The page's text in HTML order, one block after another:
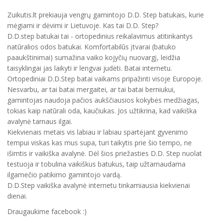
Zuikutis.lt prekiauja vengrų gamintojo D.D. Step batukais, kurie
mėgiami ir dėvimi ir Lietuvoje. Kas tai D.D. Step?
D.D.step batukai tai - ortopedinius reikalavimus atitinkantys
natūralios odos batukai. Komfortabilūs įtvarai (batuko
paaukštinimai) sumažina vaiko kojyčių nuovargį, leidžia
taisyklingai jas laikyti ir lengvai judėti. Batai internetu.
Ortopediniai D.D.Step batai vaikams pripažinti visoje Europoje.
Nesvarbu, ar tai batai mergaitei, ar tai batai berniukui,
gamintojas naudoja pačios aukščiausios kokybės medžiagas,
tokias kaip natūrali oda, kaučiukas. Jos užtikrina, kad vaikiška
avalynė tarnaus ilgai.
Kiekvienais metais vis labiau ir labiau spartėjant gyvenimo
tempui viskas kas mus supa, turi taikytis prie šio tempo, ne
išimtis ir vaikiška avalynė. Dėl šios priežasties D.D. Step nuolat
testuoja ir tobulina vaikiškus batukus, taip užtarnaudama
ilgamečio patikimo gamintojo vardą.
D.D.Step vaikiška avalynė internetu tinkamiausia kiekvienai
dienai.
Draugaukime facebook :)